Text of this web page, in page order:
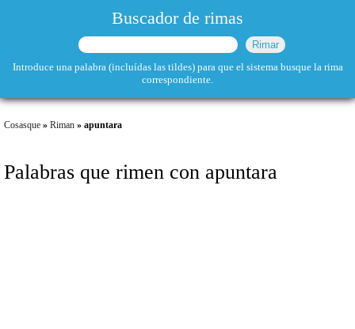
Buscador de rimas
Introduce una palabra (incluídas las tildes) para que el sistema busque la rima
correspondiente.
Cosasque » Riman » apuntara
Palabras que rimen con apuntara